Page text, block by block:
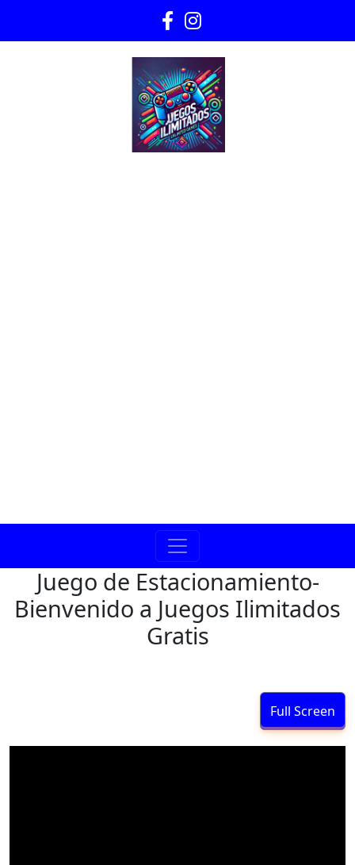
Juego de Estacionamiento-
Bienvenido a Juegos Ilimitados
Gratis
Full Screen